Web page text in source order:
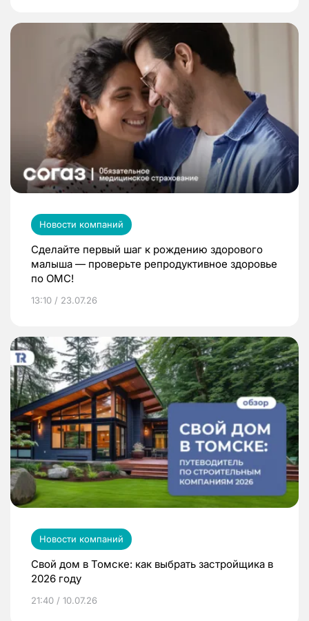
Новости компаний
Сделайте первый шаг к рождению здорового
малыша — проверьте репродуктивное здоровье
по ОМС!
13:10 / 23.07.26
Новости компаний
Свой дом в Томске: как выбрать застройщика в
2026 году
21:40 / 10.07.26